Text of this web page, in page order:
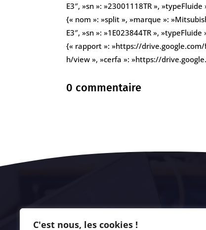
C'est nous, les cookies !
E3″, »sn »: »23001118TR », »typeFluide
{« nom »: »split », »marque »:
E3″, »sn »: »1E023844TR »,
{« rapport »: »https://
h/view », »cerfa »: »https://
0 commentaire